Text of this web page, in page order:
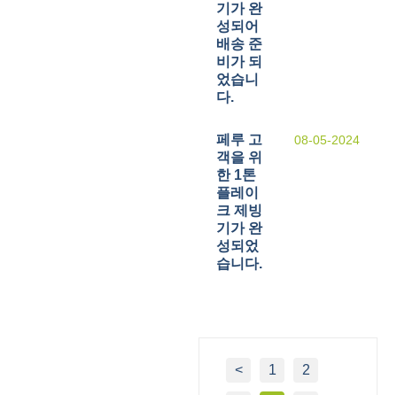
기가 완
성되어
배송 준
비가 되
었습니
다.
08-05-2024
페루 고
객을 위
한 1톤
플레이
크 제빙
기가 완
성되었
습니다.
< 1 2